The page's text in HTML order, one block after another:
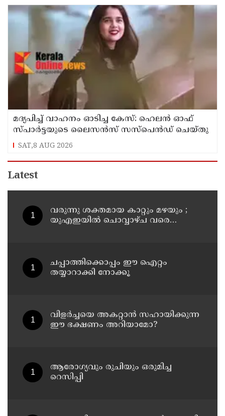
മദ്യപിച്ച് വാഹനം ഓടിച്ച കേസ്: ഹെലൻ ഓഫ്
സ്പാർട്ടയുടെ ലൈസൻസ് സസ്പെൻഡ് ചെയ്തു
SAT,8 AUG 2026
Latest
വരുന്നു ശക്തമായ കാറ്റും മഴയും ;
യുഎഇയില്‍ ചൊവ്വാഴ്ച വരെ
ചപ്പാത്തിക്കൊപ്പം ഈ ഐറ്റം
തയ്യാറാക്കി നോക്കൂ
വിളർച്ചയെ അകറ്റാൻ സഹായിക്കുന്ന
ഈ ഭക്ഷണം അറിയാമോ?
ആരോഗ്യവും രുചിയും ഒരുമിച്ച
റെസിപ്പി